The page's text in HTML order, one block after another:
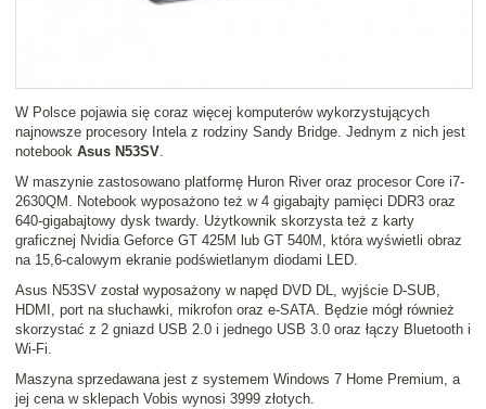
W Polsce pojawia się coraz więcej komputerów wykorzystujących
najnowsze procesory Intela z rodziny Sandy Bridge. Jednym z nich jest
notebook Asus N53SV.
W maszynie zastosowano platformę Huron River oraz procesor Core i7-
2630QM. Notebook wyposażono też w 4 gigabajty pamięci DDR3 oraz
640-gigabajtowy dysk twardy. Użytkownik skorzysta też z karty
graficznej Nvidia Geforce GT 425M lub GT 540M, która wyświetli obraz
na 15,6-calowym ekranie podświetlanym diodami LED.
Asus N53SV został wyposażony w napęd DVD DL, wyjście D-SUB,
HDMI, port na słuchawki, mikrofon oraz e-SATA. Będzie mógł również
skorzystać z 2 gniazd USB 2.0 i jednego USB 3.0 oraz łączy Bluetooth i
Wi-Fi.
Maszyna sprzedawana jest z systemem Windows 7 Home Premium, a
jej cena w sklepach Vobis wynosi 3999 złotych.